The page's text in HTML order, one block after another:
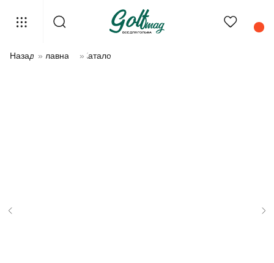
Назад »Главная »Каталог